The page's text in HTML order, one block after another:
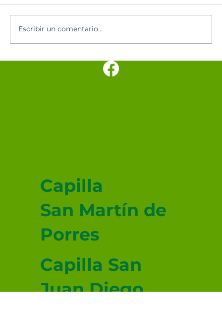
Escribir un comentario...
Capilla
San Martín de
Porres
Capilla San
Juan Diego